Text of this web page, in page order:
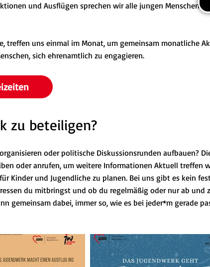
und Ausflügen sprechen wir alle jungen Menschen
treffen uns einmal im Monat, um gemeinsam monatliche
sich ehrenamtlich zu engagieren.
zu beteiligen?
oder politische Diskussionsrunden aufbauen?
oder anrufen, um weitere Informationen Aktuell treffen
Kinder und Jugendliche zu planen. Bei uns gibt es kein
du mitbringst und ob du regelmäßig oder nur ab
gemeinsam dabei, immer so, wie es bei jeder*m gerade